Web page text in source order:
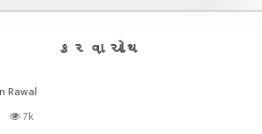
અવસાન થઈ ગયું હતું. મોટી દીકરી આરોહી
કરવા ચોથ
Rawal
7k